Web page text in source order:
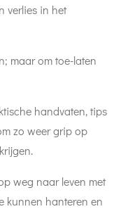
verlies in het
maar om toe-laten
handvaten, tips
zo weer grip op
weg naar leven met
kunnen hanteren en